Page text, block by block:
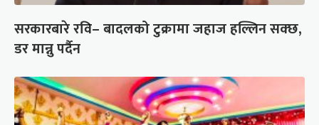
सरकारबारे रवि– बादलको टुक्रामा जहाज हल्लिन सक्छ,
डर मान्नु पर्दैन